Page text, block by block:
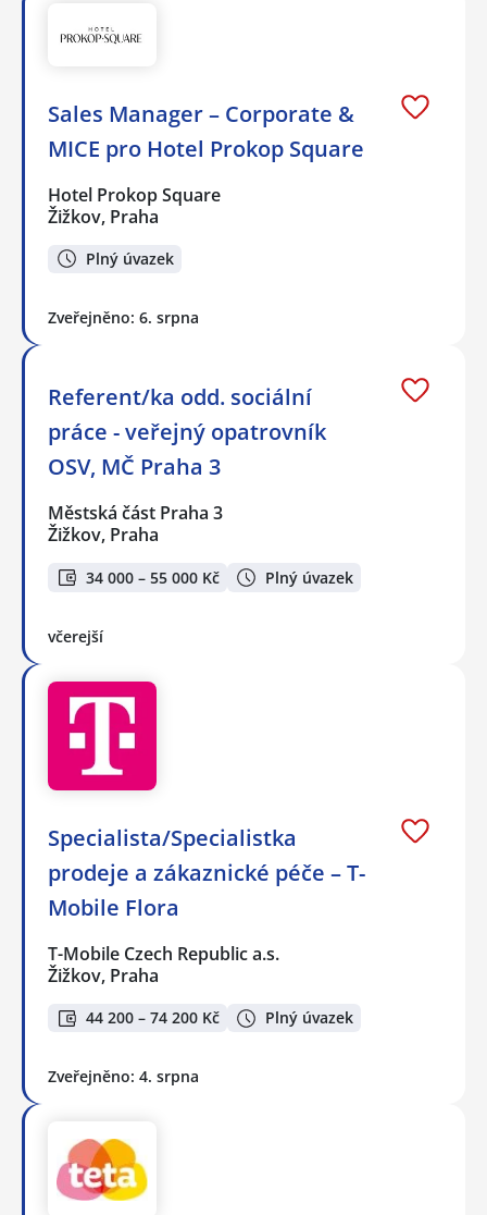
Sales Manager – Corporate &
MICE pro Hotel Prokop Square
Hotel Prokop Square
Žižkov, Praha
Plný úvazek
Zveřejněno: 6. srpna
Referent/ka odd. sociální
práce - veřejný opatrovník
OSV, MČ Praha 3
Městská část Praha 3
Žižkov, Praha
34 000 – 55 000 Kč Plný úvazek
včerejší
Specialista/Specialistka
prodeje a zákaznické péče – T-
Mobile Flora
T-Mobile Czech Republic a.s.
Žižkov, Praha
44 200 – 74 200 Kč Plný úvazek
Zveřejněno: 4. srpna